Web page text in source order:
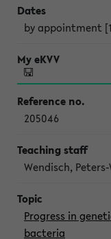
by appointment
205046
Wendisch,
Progress in
bacteria